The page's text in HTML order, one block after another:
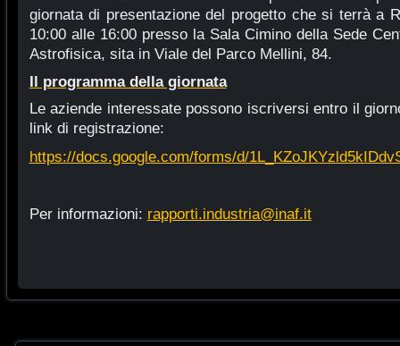
giornata di presentazione del progetto che si terrà a
10:00 alle 16:00 presso la Sala Cimino della Sede
Astrofisica, sita in Viale del Parco Mellini, 84.
Il programma della giornata
Le aziende interessate possono iscriversi entro il
link di registrazione:
https://docs.google.com/forms/d/
Per informazioni: rapporti.industria@inaf.it